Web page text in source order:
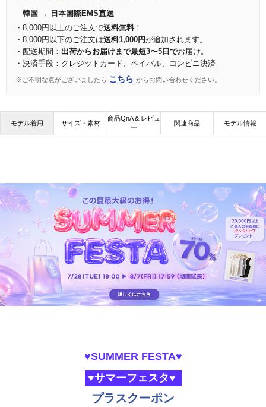
韓国 → 日本国際EMS直送
・ 8,000円以上のご注文で送料無料！
・ 8,000円以下のご注文は送料1,000円が追加されます。
・配送期間： 出荷からお届けまで最短3〜5日でお届け。
・決済手段：クレジットカード、ペイパル、コンビニ決済
※ご不明な点がございましたら こちら からお問い合わせください。
モデル着用 サイズ・素材
商品QnA & レビュ
ー
関連商品 モデル情報
♥SUMMER FESTA♥
♥サマーフェスタ♥
プラスクーポン